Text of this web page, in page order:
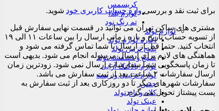
کریسمس
لوازم یلدا
تم رنگ نود
لوازم تولد
اجاره لوازم تولد
پکیج تزیین تولد
شمع و فشفشه تولد
لوازم بادکنک آرایی
لوازم تزئینی و ریسه
جشن
کلاه و تاج تولد
عینک تولد
برای ثبت نقد و بررسی وارد حساب کاربری خود شوید.
مشتری های ساکن تهران می توانید در قسمت نهایی سفارش قبل
از تسویه حساب تاریخ و بازه زمانی ارسال را بین ساعات ۱۱ الی ۱۹
انتخاب کنید. حتما قبل از ارسال با شما تماس گرفته می شود و
هماهنگی های لازم برای ارسال مرسوله انجام می شود. بدیهی است
تا زمان پاسخگویی شما سفارشات ارسال نمی شود. زودترین زمان
ارسال سفارشات ۲ ساعت بعد از ثبت سفارش می باشد.
سفارشات شهرهای دیگر تا دو روزکاری بعد از ثبت سفارش به
پست پیشتاز تحویل می گردد.